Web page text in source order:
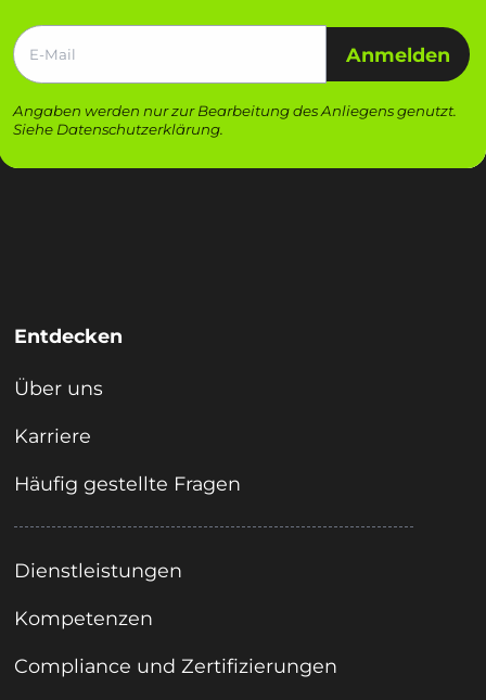
Anmelden
Angaben werden nur zur Bearbeitung des Anliegens genutzt.
Siehe Datenschutzerklärung.
Entdecken
Über uns
Karriere
Häufig gestellte Fragen
Dienstleistungen
Kompetenzen
Compliance und Zertifizierungen